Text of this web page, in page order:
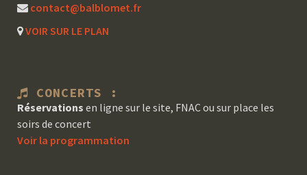
contact@balblomet.fr
VOIR SUR LE PLAN
CONCERTS :
Réservations en ligne sur le site, FNAC ou sur place les
soirs de concert
Voir la programmation